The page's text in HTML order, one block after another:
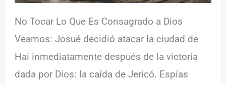
No Tocar Lo Que Es Consagrado a Dios
Veamos: Josué decidió atacar la ciudad de
Hai inmediatamente después de la victoria
dada por Dios: la caída de Jericó. Espías